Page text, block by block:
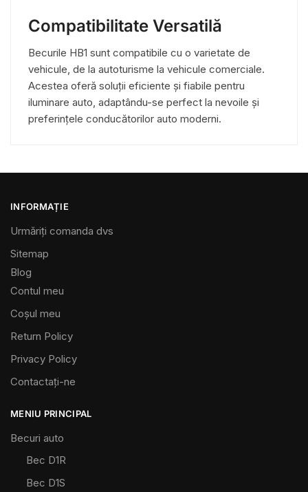
Compatibilitate Versatilă
Becurile HB1 sunt compatibile cu o varietate de
vehicule, de la autoturisme la vehicule comerciale.
Acestea oferă soluții eficiente și fiabile pentru
iluminare auto, adaptându-se perfect la nevoile și
preferințele conducătorilor auto moderni.
INFORMAȚIE
Urmăriți comanda dvs
Sitemap
Blog
Contul meu
Coșul meu
Return Policy
Privacy Policy
Contactaţi-ne
MENIU PRINCIPAL
Becuri auto
Bec D1R
Bec D1S